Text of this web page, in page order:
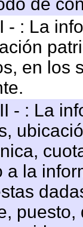
- : La
en los
- : La
a la